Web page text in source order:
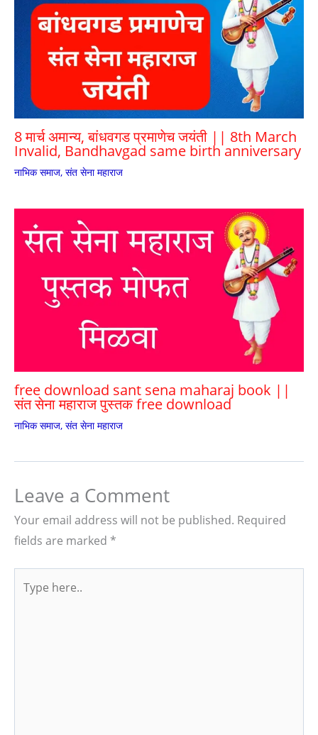
8 मार्च अमान्य, बांधवगड प्रमाणेच जयंती || 8th March
Invalid, Bandhavgad same birth anniversary
नाभिक समाज, संत सेना महाराज
free download sant sena maharaj book ||
संत सेना महाराज पुस्तक free download
नाभिक समाज, संत सेना महाराज
Leave a Comment
Your email address will not be published. Required
fields are marked *
here..